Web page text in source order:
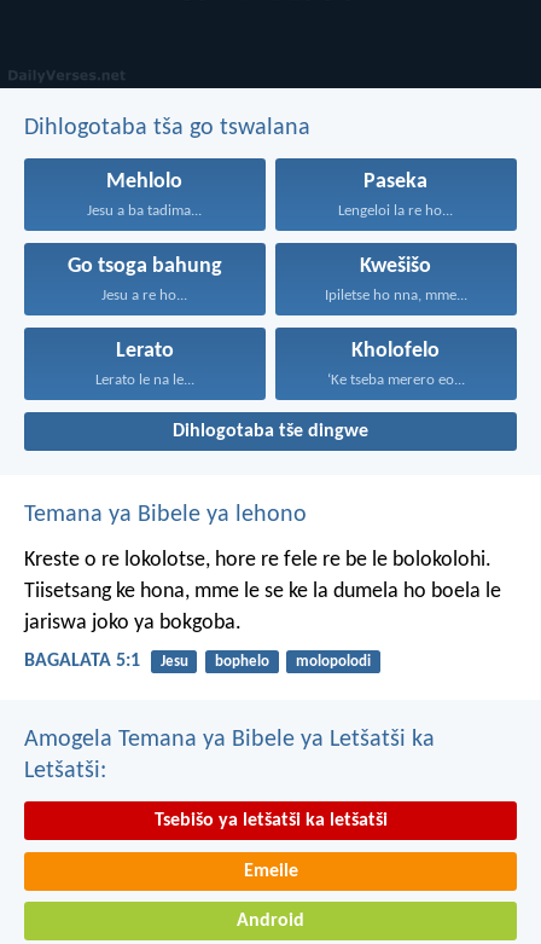
Dihlogotaba tša go tswalana
Mehlolo
Jesu a ba tadima...
Paseka
Lengeloi la re ho...
Go tsoga bahung
Jesu a re ho...
Kwešišo
Ipiletse ho nna, mme...
Lerato
Lerato le na le...
Kholofelo
‘Ke tseba merero eo...
Dihlogotaba tše dingwe
Temana ya Bibele ya lehono
Kreste o re lokolotse, hore re fele re be le bolokolohi.
Tiisetsang ke hona, mme le se ke la dumela ho boela le
jariswa joko ya bokgoba.
BAGALATA 5:1 Jesu bophelo molopolodi
Amogela Temana ya Bibele ya Letšatši ka
Letšatši:
Tsebišo ya letšatši ka letšatši
Emeile
Android